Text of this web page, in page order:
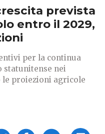
prevista
entro il 2029,
per la continua
statunitense nei
le proiezioni agricole